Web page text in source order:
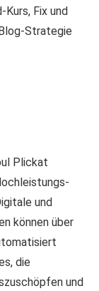
Kurs, Fix und
Strategie
Plickat
und
können über
die
und